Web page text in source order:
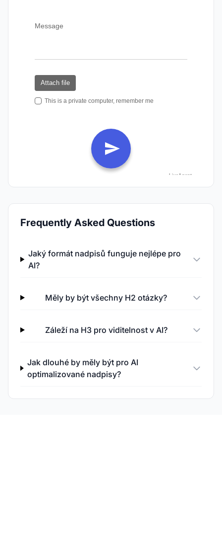
Frequently Asked Questions
Jaký formát nadpisů funguje nejlépe pro
AI?
Měly by být všechny H2 otázky?
Záleží na H3 pro viditelnost v AI?
Jak dlouhé by měly být pro AI
optimalizované nadpisy?